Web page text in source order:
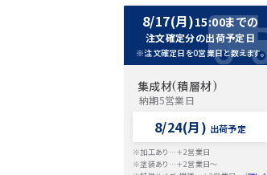
8/17(月)15:00までの
注文確定分の出荷予定日
※注文確定日を0営業日と数えます。
集成材(積層材)
納期5営業日
8/24(月) 出荷予定
※加工あり…＋2営業日
※塗装あり…＋2営業日～